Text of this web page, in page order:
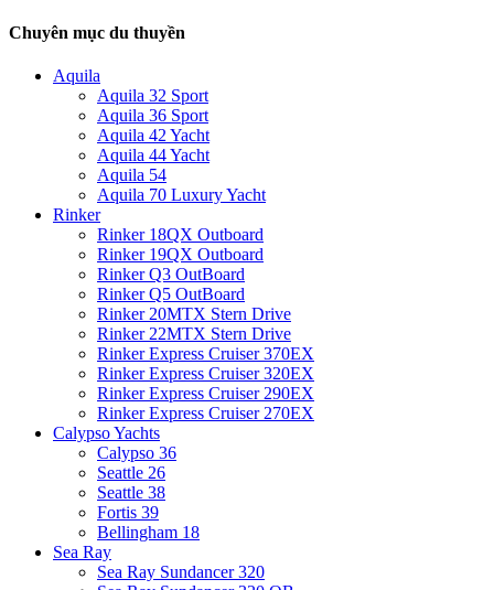
Chuyên mục du thuyền
Aquila
Aquila 32 Sport
Aquila 36 Sport
Aquila 42 Yacht
Aquila 44 Yacht
Aquila 54
Aquila 70 Luxury Yacht
Rinker
Rinker 18QX Outboard
Rinker 19QX Outboard
Rinker Q3 OutBoard
Rinker Q5 OutBoard
Rinker 20MTX Stern Drive
Rinker 22MTX Stern Drive
Rinker Express Cruiser 370EX
Rinker Express Cruiser 320EX
Rinker Express Cruiser 290EX
Rinker Express Cruiser 270EX
Calypso Yachts
Calypso 36
Seattle 26
Seattle 38
Fortis 39
Bellingham 18
Sea Ray
Sea Ray Sundancer 320